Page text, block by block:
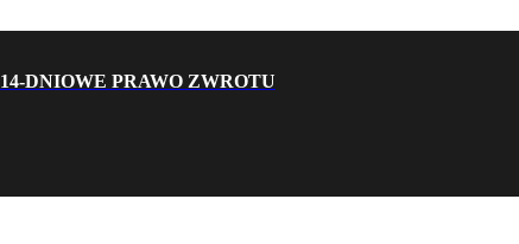
14-DNIOWE PRAWO ZWROTU